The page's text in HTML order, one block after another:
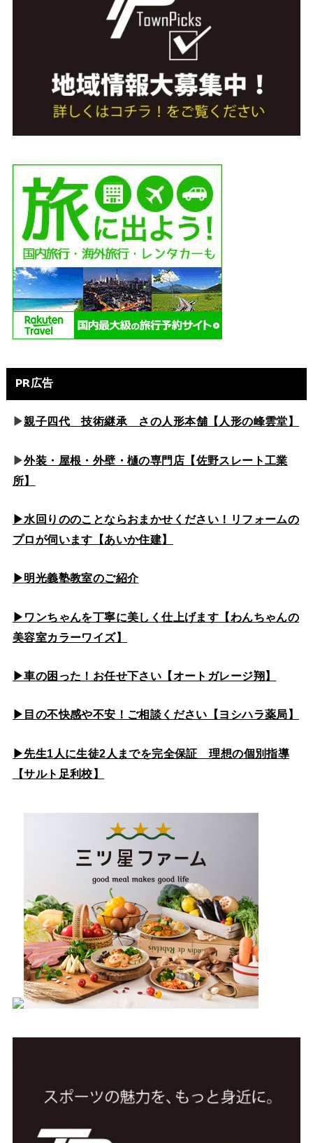
PR広告
▶親子四代 技術継承 さの人形本舗【人形の峰雲堂】
▶外装・屋根・外壁・樋の専門店【佐野スレート工業
所】
▶水回りののことならおまかせください！リフォームの
プロが伺います【あいか住建】
▶明光義塾教室のご紹介
▶ワンちゃんを丁寧に美しく仕上げます【わんちゃんの
美容室カラーワイズ】
▶車の困った！お任せ下さい【オートガレージ翔】
▶目の不快感や不安！ご相談ください【ヨシハラ薬局】
▶先生1人に生徒2人までを完全保証 理想の個別指導
【サルト足利校】